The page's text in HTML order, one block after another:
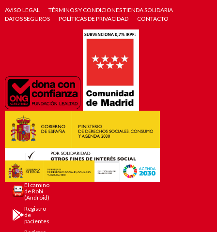
AVISO LEGAL
TÉRMINOS Y CONDICIONES TIENDA SOLIDARIA
DATOS SEGUROS
POLÍTICAS DE PRIVACIDAD CONTACTO
El camino
de Robi
(Android)
Registro
de
pacientes